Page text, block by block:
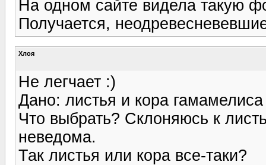
На одном сайте видела такую
Получается,
Хлоя
Не легчает :)
Дано: листья и кора гамамелиса
Что выбрать? Склоняюсь к
неведома.
Так листья или кора все-таки?